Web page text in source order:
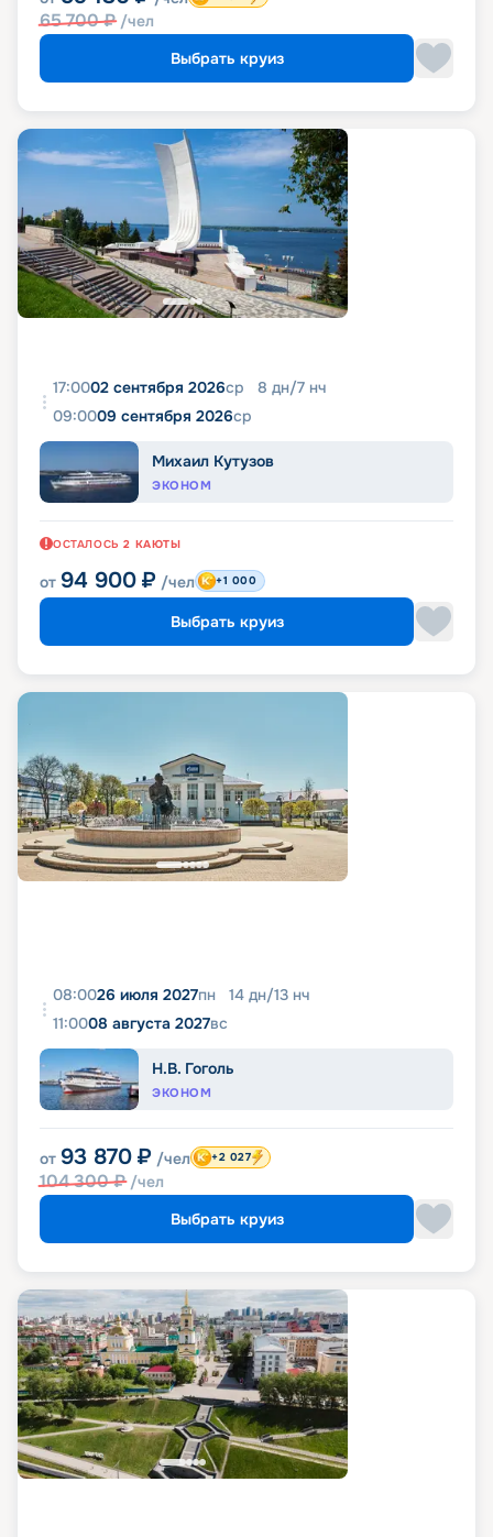
65 700₽ /чел
Выбрать круиз
17:0002 сентября 2026ср 8 дн/7 нч
09:0009 сентября 2026ср
Михаил Кутузов
ЭКОНОМ
ОСТАЛОСЬ 2 КАЮТЫ
от 94 900 ₽ /чел +1 000
Выбрать круиз
08:0026 июля 2027пн 14 дн/13 нч
11:0008 августа 2027вс
Н.В. Гоголь
ЭКОНОМ
от 93 870 ₽ /чел
104 300₽ /чел
+2 027
Выбрать круиз